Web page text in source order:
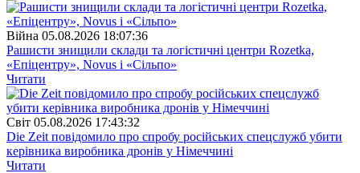
Війна 05.08.2026 18:07:36
Рашисти знищили склади та логістичні центри Rozetka,
«Епіцентру», Novus і «Сільпо»
Читати
Свiт 05.08.2026 17:43:32
Die Zeit повідомило про спробу російських спецслужб убити
керівника виробника дронів у Німеччині
Читати